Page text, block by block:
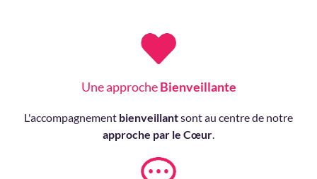
Une approcheBienveillante
L'accompagnement bienveillantsont au centre de notre
approche par le Cœur.